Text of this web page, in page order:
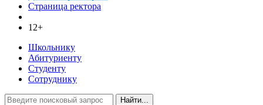
Страница ректора
12+
Школьнику
Абитуриенту
Студенту
Сотруднику
Найти...